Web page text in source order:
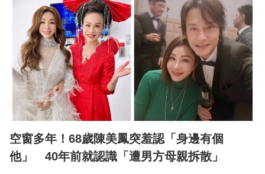
空窗多年！68歲陳美鳳突羞認「身邊有個
他」 40年前就認識「遭男方母親拆散」